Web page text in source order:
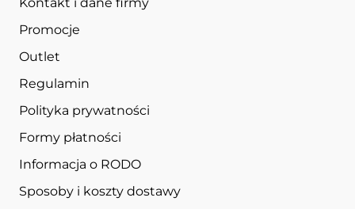
Kontakt i dane firmy
Promocje
Outlet
Regulamin
Polityka prywatności
Formy płatności
Informacja o RODO
Sposoby i koszty dostawy